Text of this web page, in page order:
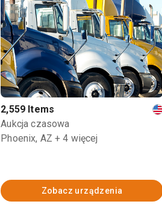
2,559 Items
Aukcja czasowa
Phoenix, AZ + 4 więcej
Zobacz urządzenia